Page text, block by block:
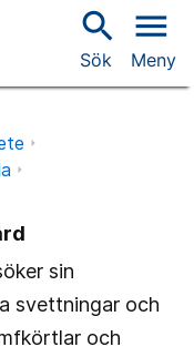
search
Sök
menu
Meny
sin
svettningar och
och